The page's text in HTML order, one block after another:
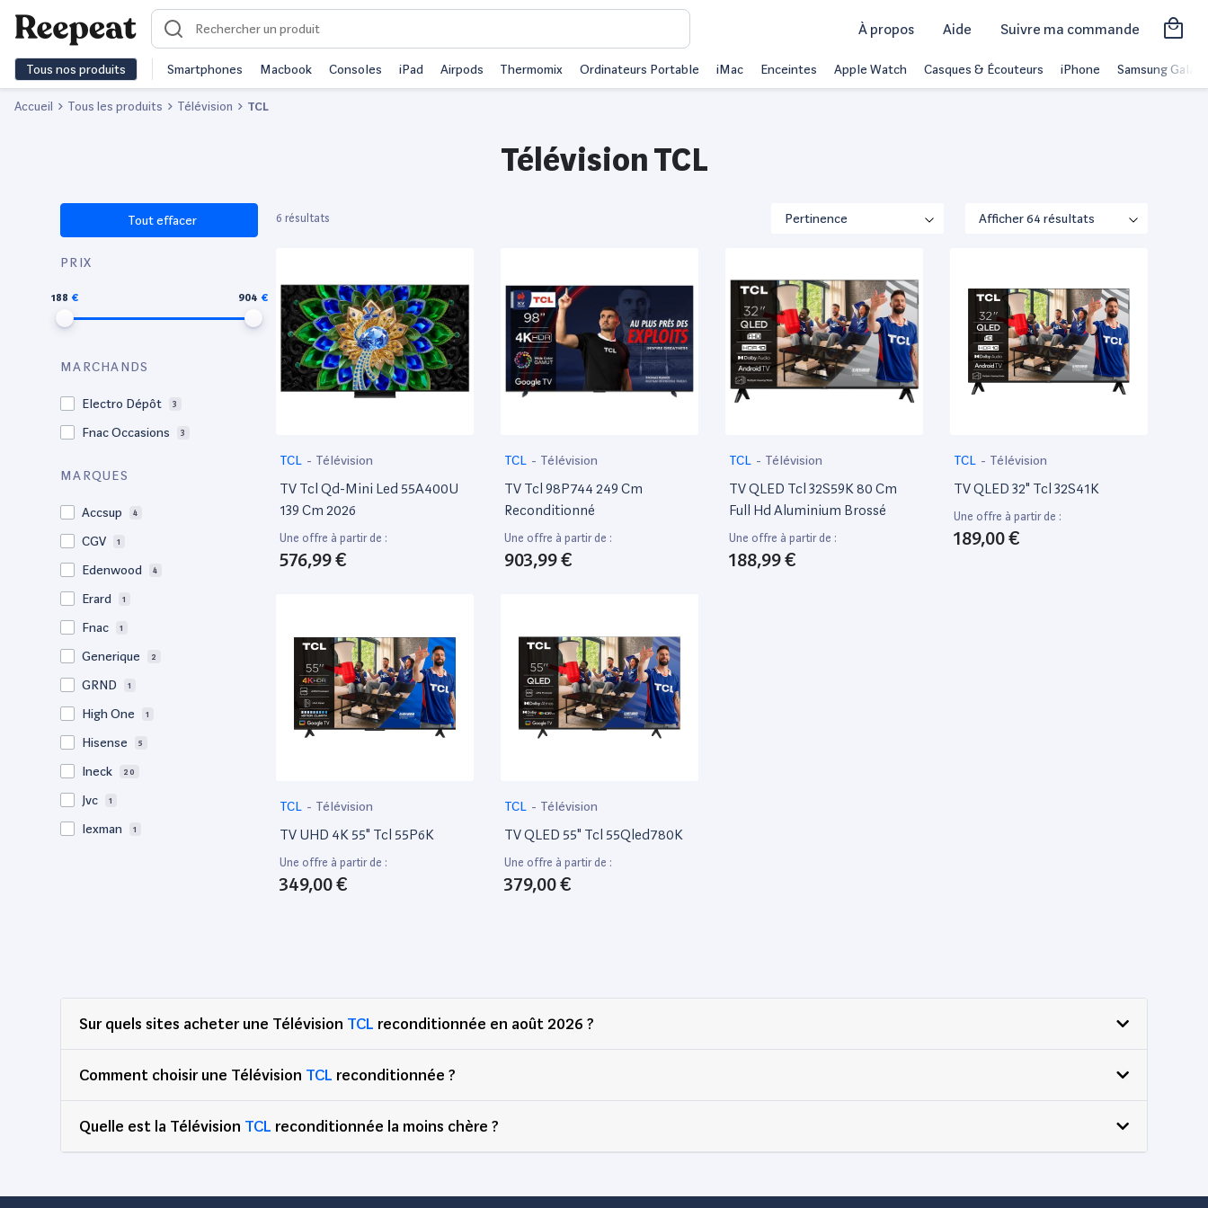
À propos Aide Suivre ma commande
Tous nos produits Smartphones Macbook Consoles iPad Airpods Thermomix Ordinateurs Portable iMac Enceintes Apple Watch Casques & Écouteurs iPhone Samsung Galaxy
Accueil Tous les produits Télévision TCL
Télévision TCL
Tout effacer
PRIX
188 904
MARCHANDS
Electro Dépôt 3
Fnac Occasions 3
MARQUES
Accsup 4
CGV 1
Edenwood 4
Erard 1
Fnac 1
Generique 2
GRND 1
High One 1
Hisense 5
Ineck 20
Jvc 1
lexman 1
Philips 6
Pioneer 1
6 résultats
TCL - Télévision
TV Tcl Qd-Mini Led 55A400U
139 Cm 2026
Une offre à partir de :
576,99 €
TCL - Télévision
TV Tcl 98P744 249 Cm
Reconditionné
Une offre à partir de :
903,99 €
TCL - Télévision
TV QLED Tcl 32S59K 80 Cm
Full Hd Aluminium Brossé
Une offre à partir de :
188,99 €
TCL - Télévision
TV QLED 32" Tcl 32S41K
Une offre à partir de :
189,00 €
TCL - Télévision
TV UHD 4K 55" Tcl 55P6K
Une offre à partir de :
349,00 €
TCL - Télévision
TV QLED 55" Tcl 55Qled780K
Une offre à partir de :
379,00 €
Sur quels sites acheter une Télévision TCL reconditionnée en août 2026 ?
Comment choisir une Télévision TCL reconditionnée ?
Quelle est la Télévision TCL reconditionnée la moins chère ?